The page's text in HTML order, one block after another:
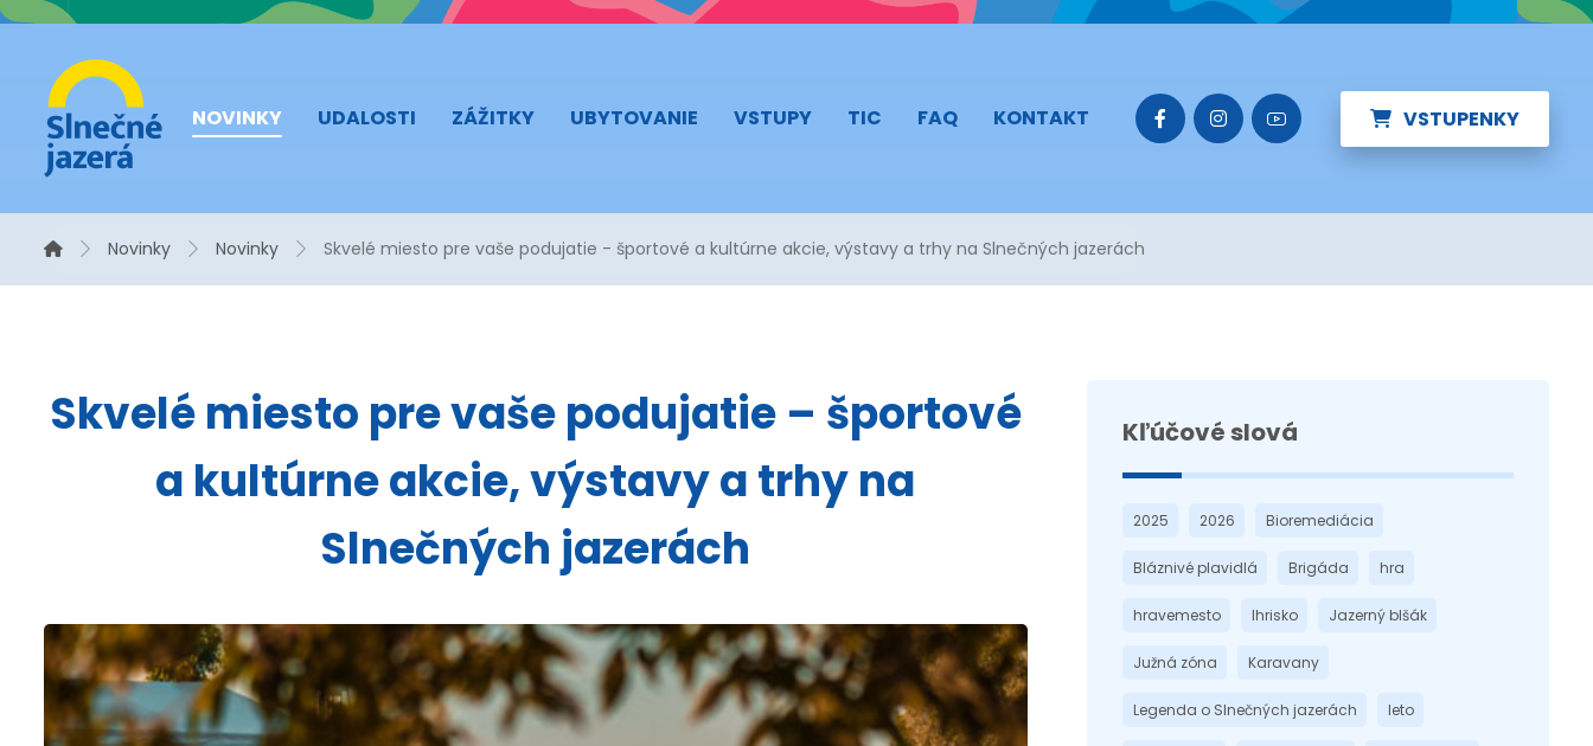
VSTUPENKY
NOVINKY UDALOSTI ZÁŽITKY UBYTOVANIE VSTUPY TIC FAQ KONTAKT
Novinky Novinky Skvelé miesto pre vaše podujatie - športové a kultúrne akcie, výstavy a trhy na Slnečných jazerách
Skvelé miesto pre vaše podujatie – športové
a kultúrne akcie, výstavy a trhy na
Slnečných jazerách
Kľúčové slová
2025 2026 Bioremediácia
Bláznivé plavidlá Brigáda hra
hravemesto Ihrisko Jazerný blšák
Južná zóna Karavany
Legenda o Slnečných jazerách leto